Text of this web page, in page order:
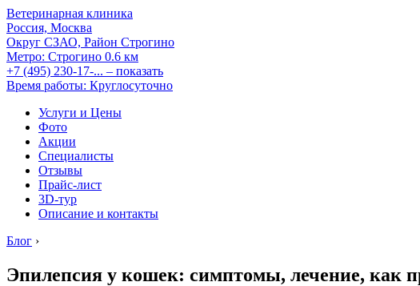
Ветеринарная клиника
Россия, Москва
Округ СЗАО, Район Строгино
Метро: Строгино 0.6 км
+7 (495) 230-17-... – показать
Время работы: Круглосуточно
Услуги и Цены
Фото
Акции
Специалисты
Отзывы
Прайс-лист
3D-тур
Описание и контакты
Блог ›
Эпилепсия у кошек: симптомы, лечение, как